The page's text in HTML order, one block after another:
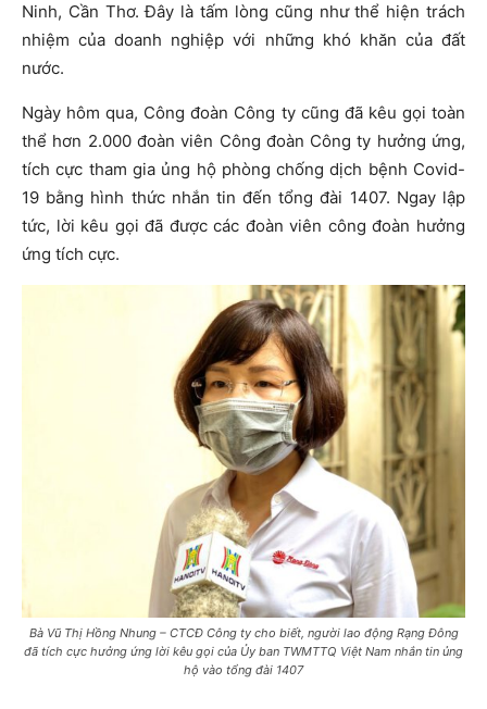
Ninh, Cần Thơ. Đây là tấm lòng cũng như thể hiện trách
nhiệm của doanh nghiệp với những khó khăn của đất
nước.
Ngày hôm qua, Công đoàn Công ty cũng đã kêu gọi toàn
thể hơn 2.000 đoàn viên Công đoàn Công ty hưởng ứng,
tích cực tham gia ủng hộ phòng chống dịch bệnh Covid-
19 bằng hình thức nhắn tin đến tổng đài 1407. Ngay lập
tức, lời kêu gọi đã được các đoàn viên công đoàn hưởng
ứng tích cực.
Bà Vũ Thị Hồng Nhung – CTCĐ Công ty cho biết, người lao động Rạng Đông
đã tích cực hưởng ứng lời kêu gọi của Ủy ban TWMTTQ Việt Nam nhắn tin ủng
hộ vào tổng đài 1407